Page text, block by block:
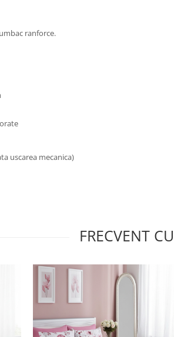
ranforce.
uscarea mecanica)
FRECVENT